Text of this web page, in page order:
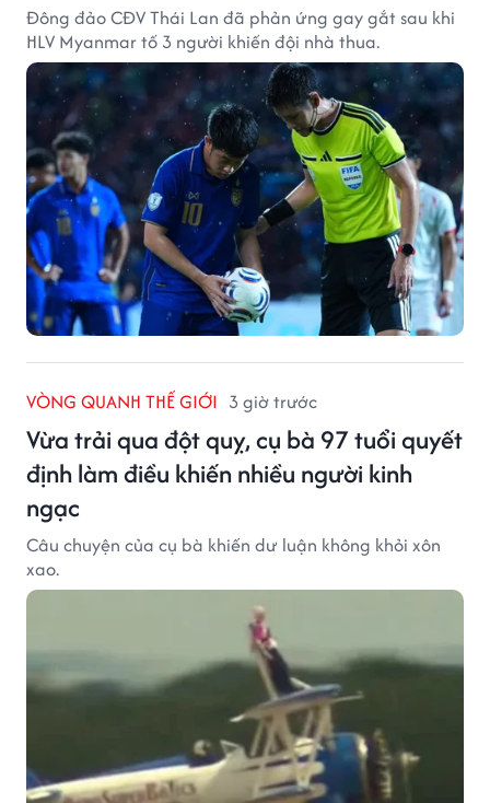
Đông đảo CĐV Thái Lan đã phản ứng gay gắt sau khi
HLV Myanmar tố 3 người khiến đội nhà thua.
VÒNG QUANH THẾ GIỚI 3 giờ trước
Vừa trải qua đột quỵ, cụ bà 97 tuổi quyết
định làm điều khiến nhiều người kinh
ngạc
Câu chuyện của cụ bà khiến dư luận không khỏi xôn
xao.